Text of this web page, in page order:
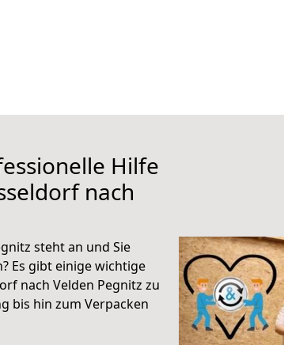
Hilfe
nach
steht an und Sie
Es gibt einige wichtige
nach Velden Pegnitz zu
bis hin zum Verpacken